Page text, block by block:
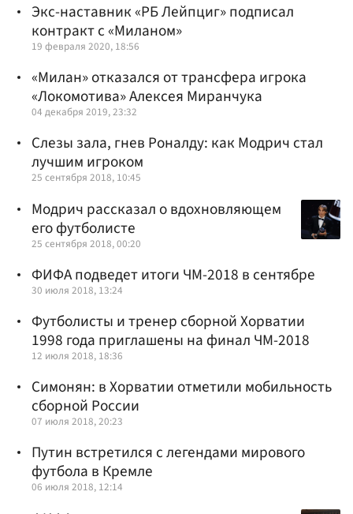
Экс-наставник «РБ Лейпциг» подписал
контракт с «Миланом»
19 февраля 2020, 18:56
«Милан» отказался от трансфера игрока
«Локомотива» Алексея Миранчука
04 декабря 2019, 23:32
Слезы зала, гнев Роналду: как Модрич стал
лучшим игроком
25 сентября 2018, 10:45
Модрич рассказал о вдохновляющем
его футболисте
25 сентября 2018, 00:20
ФИФА подведет итоги ЧМ-2018 в сентябре
30 июля 2018, 13:24
Футболисты и тренер сборной Хорватии
1998 года приглашены на финал ЧМ-2018
12 июля 2018, 18:36
Симонян: в Хорватии отметили мобильность
сборной России
07 июля 2018, 20:23
Путин встретился с легендами мирового
футбола в Кремле‍
06 июля 2018, 12:14